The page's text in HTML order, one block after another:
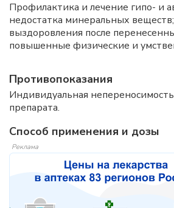
Профилактика и лечение гипо- и
недостатка минеральных
выздоровления после
повышенные физические и
Противопоказания
Индивидуальная
препарата.
Способ применения и дозы
Реклама